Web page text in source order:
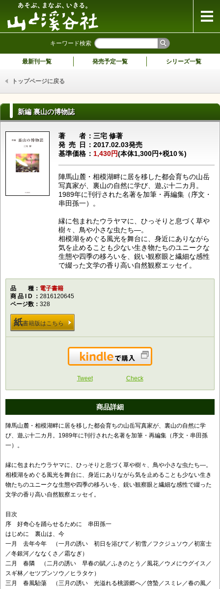
キーワード検索
最新刊一覧 発売予定一覧 シリーズ一覧
トップページに戻る
新編 裏山の博物誌
著者三宅 修著
発売日 2017.02.03発売
基準価格
1,430円(本体1,300円+税10％)
陣馬山麓・相模湖畔に居を移した都会育ちの山岳
写真家が、裏山の自然に学び、遊ぶ十二カ月。
1989年に刊行された名著を加筆・再編集（序文・
串田孫一）。
縁に包まれたウラヤマに、ひっそりと息づく草や
樹々、鳥や小さな虫たち―。
相模湖をめぐる風光を舞台に、身近にありながら
気を止めることも少ない生き物たちのユニークな
生態や四季の移ろいを、鋭い観察眼と繊細な感性
で綴った文学の香り高い自然観察エッセイ。
品種電子書籍
商品ID
2816120645
ページ数
328
紙書籍版はこちら
Kindleで購入
Tweet Check
商品詳細
陣馬山麓・相模湖畔に居を移した都会育ちの山岳写真家が、裏山の自然に学
び、遊ぶ十二カ月。1989年に刊行された名著を加筆・再編集（序文・串田孫
一）。
縁に包まれたウラヤマに、ひっそりと息づく草や樹々、鳥や小さな虫たち―。
相模湖をめぐる風光を舞台に、身近にありながら気を止めることも少ない生き
物たちのユニークな生態や四季の移ろいを、鋭い観察眼と繊細な感性で綴った
文学の香り高い自然観察エッセイ。
目次
序 好奇心を踊らせるために 串田孫一
はじめに 裏山は、今
一月 去年今年 （一月の誘い 初日を浴びて／初雪／フクジュソウ／初富士
／冬銀河／ななくさ／霜なぎ）
二月 春隣 （二月の誘い 早春の賦／ふきのとう／風花／ウメにウグイス／
スギ林／セツブンソウ／ヒラタケ）
三月 春風駘蕩 （三月の誘い 光溢れる桃源郷へ／啓蟄／スミレ／春の風／